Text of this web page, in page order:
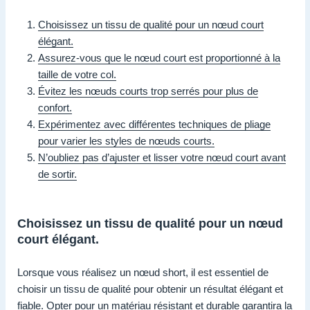
Choisissez un tissu de qualité pour un nœud court
élégant.
Assurez-vous que le nœud court est proportionné à la
taille de votre col.
Évitez les nœuds courts trop serrés pour plus de
confort.
Expérimentez avec différentes techniques de pliage
pour varier les styles de nœuds courts.
N’oubliez pas d’ajuster et lisser votre nœud court avant
de sortir.
Choisissez un tissu de qualité pour un nœud
court élégant.
Lorsque vous réalisez un nœud short, il est essentiel de
choisir un tissu de qualité pour obtenir un résultat élégant et
fiable. Opter pour un matériau résistant et durable garantira la